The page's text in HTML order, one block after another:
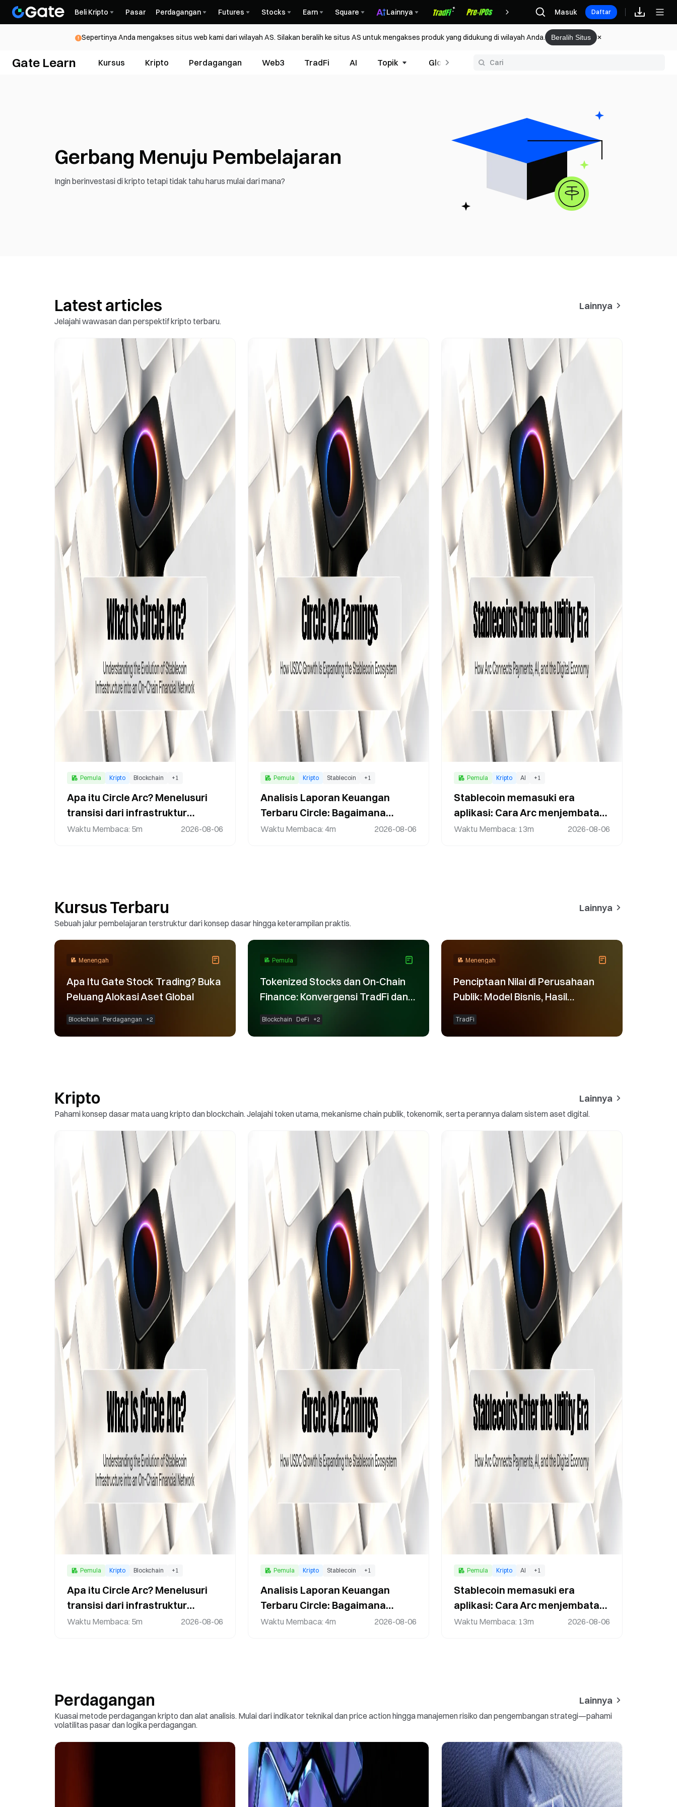
Beli Kripto Pasar Perdagangan Futures Stocks Earn Square Lainnya HadiahMasuk Daftar
Sepertinya Anda mengakses situs web kami dari wilayah AS. Silakan beralih ke situs AS untuk mengakses produk yang didukung di wilayah Anda. Beralih Situs
Gate Learn Kursus Kripto Perdagangan Web3 TradFi AI Topik Glosarium
Gerbang Menuju Pembelajaran
Ingin berinvestasi di kripto tetapi tidak tahu harus mulai dari mana?
Latest articles Lainnya
Jelajahi wawasan dan perspektif kripto terbaru.
Pemula Kripto Blockchain +1
Apa itu Circle Arc? Menelusuri
transisi dari infrastruktur
stablecoin menuju jaringan
Waktu Membaca: 5m 2026-08-06
Pemula Kripto Stablecoin +1
Analisis Laporan Keuangan
Terbaru Circle: Bagaimana
Pertumbuhan USDC Mendorong
Waktu Membaca: 4m 2026-08-06
Pemula Kripto AI +1
Stablecoin memasuki era
aplikasi: Cara Arc menjembatani
pembayaran, AI, dan ekonomi
Waktu Membaca: 13m 2026-08-06
Kursus Terbaru Lainnya
Sebuah jalur pembelajaran terstruktur dari konsep dasar hingga keterampilan praktis.
Menengah
Apa Itu Gate Stock Trading? Buka
Peluang Alokasi Aset Global
Blockchain Perdagangan +2
Pemula
Tokenized Stocks dan On-Chain
Finance: Konvergensi TradFi dan
Blockchain
Blockchain DeFi +2
Menengah
Penciptaan Nilai di Perusahaan
Publik: Model Bisnis, Hasil
Keuangan, dan Logika Penilaian
TradFi
Kripto Lainnya
Pahami konsep dasar mata uang kripto dan blockchain. Jelajahi token utama, mekanisme chain publik, tokenomik, serta perannya dalam sistem aset digital.
Pemula Kripto Blockchain +1
Apa itu Circle Arc? Menelusuri
transisi dari infrastruktur
stablecoin menuju jaringan
Waktu Membaca: 5m 2026-08-06
Pemula Kripto Stablecoin +1
Analisis Laporan Keuangan
Terbaru Circle: Bagaimana
Pertumbuhan USDC Mendorong
Waktu Membaca: 4m 2026-08-06
Pemula Kripto AI +1
Stablecoin memasuki era
aplikasi: Cara Arc menjembatani
pembayaran, AI, dan ekonomi
Waktu Membaca: 13m 2026-08-06
Perdagangan Lainnya
Kuasai metode perdagangan kripto dan alat analisis. Mulai dari indikator teknikal dan price action hingga manajemen risiko dan pengembangan strategi—pahami
volatilitas pasar dan logika perdagangan.